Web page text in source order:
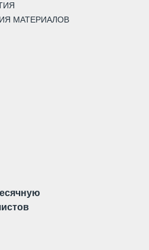
МАТЕРИАЛОВ